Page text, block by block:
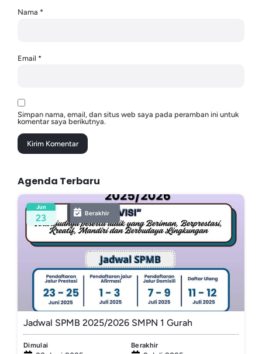
Nama *
Email *
Simpan nama, email, dan situs web saya pada peramban ini untuk
komentar saya berikutnya.
Agenda Terbaru
Jadwal SPMB 2025/2026 SMPN 1 Gurah
Dimulai Berakhir
Jun
23 Berakhir